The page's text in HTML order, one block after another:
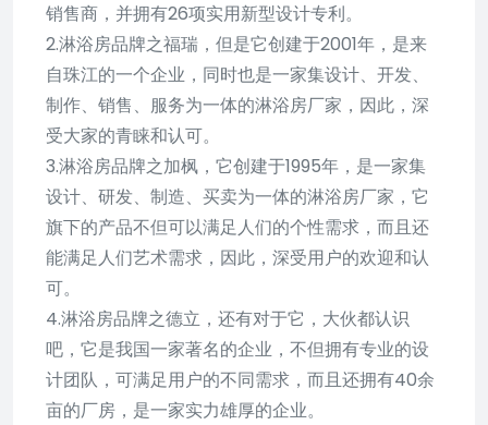
销售商，并拥有26项实用新型设计专利。
2.淋浴房品牌之福瑞，但是它创建于2001年，是来
自珠江的一个企业，同时也是一家集设计、开发、
制作、销售、服务为一体的淋浴房厂家，因此，深
受大家的青睐和认可。
3.淋浴房品牌之加枫，它创建于1995年，是一家集
设计、研发、制造、买卖为一体的淋浴房厂家，它
旗下的产品不但可以满足人们的个性需求，而且还
能满足人们艺术需求，因此，深受用户的欢迎和认
可。
4.淋浴房品牌之德立，还有对于它，大伙都认识
吧，它是我国一家著名的企业，不但拥有专业的设
计团队，可满足用户的不同需求，而且还拥有40余
亩的厂房，是一家实力雄厚的企业。